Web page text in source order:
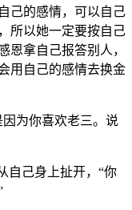
己的感情，可以自己
所以她一定要按自己
恩拿自己报答别人，
用自己的感情去换金
为你喜欢老三。说
自己身上扯开，“你